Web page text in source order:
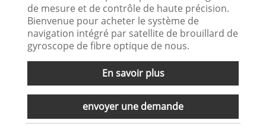
de mesure et de contrôle de haute précision.
Bienvenue pour acheter le système de
navigation intégré par satellite de brouillard de
gyroscope de fibre optique de nous.
En savoir plus
envoyer une demande